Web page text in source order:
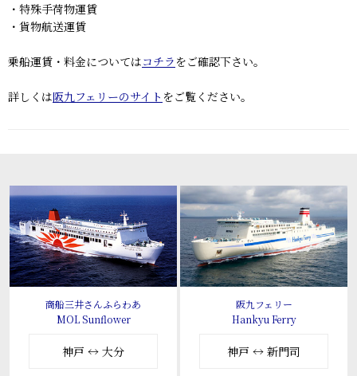
・特殊手荷物運賃
・貨物航送運賃
乗船運賃・料金についてはコチラ をご確認下さい。
詳しくは阪九フェリーのサイト をご覧ください。
商船三井さんふらわあ
MOL Sunflower
神戸 ↔ 大分
阪九フェリー
Hankyu Ferry
神戸 ↔ 新門司